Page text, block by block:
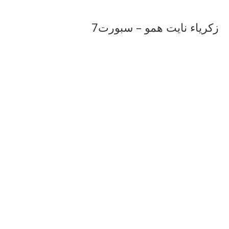
زكرياء نايت همو – سبورت7